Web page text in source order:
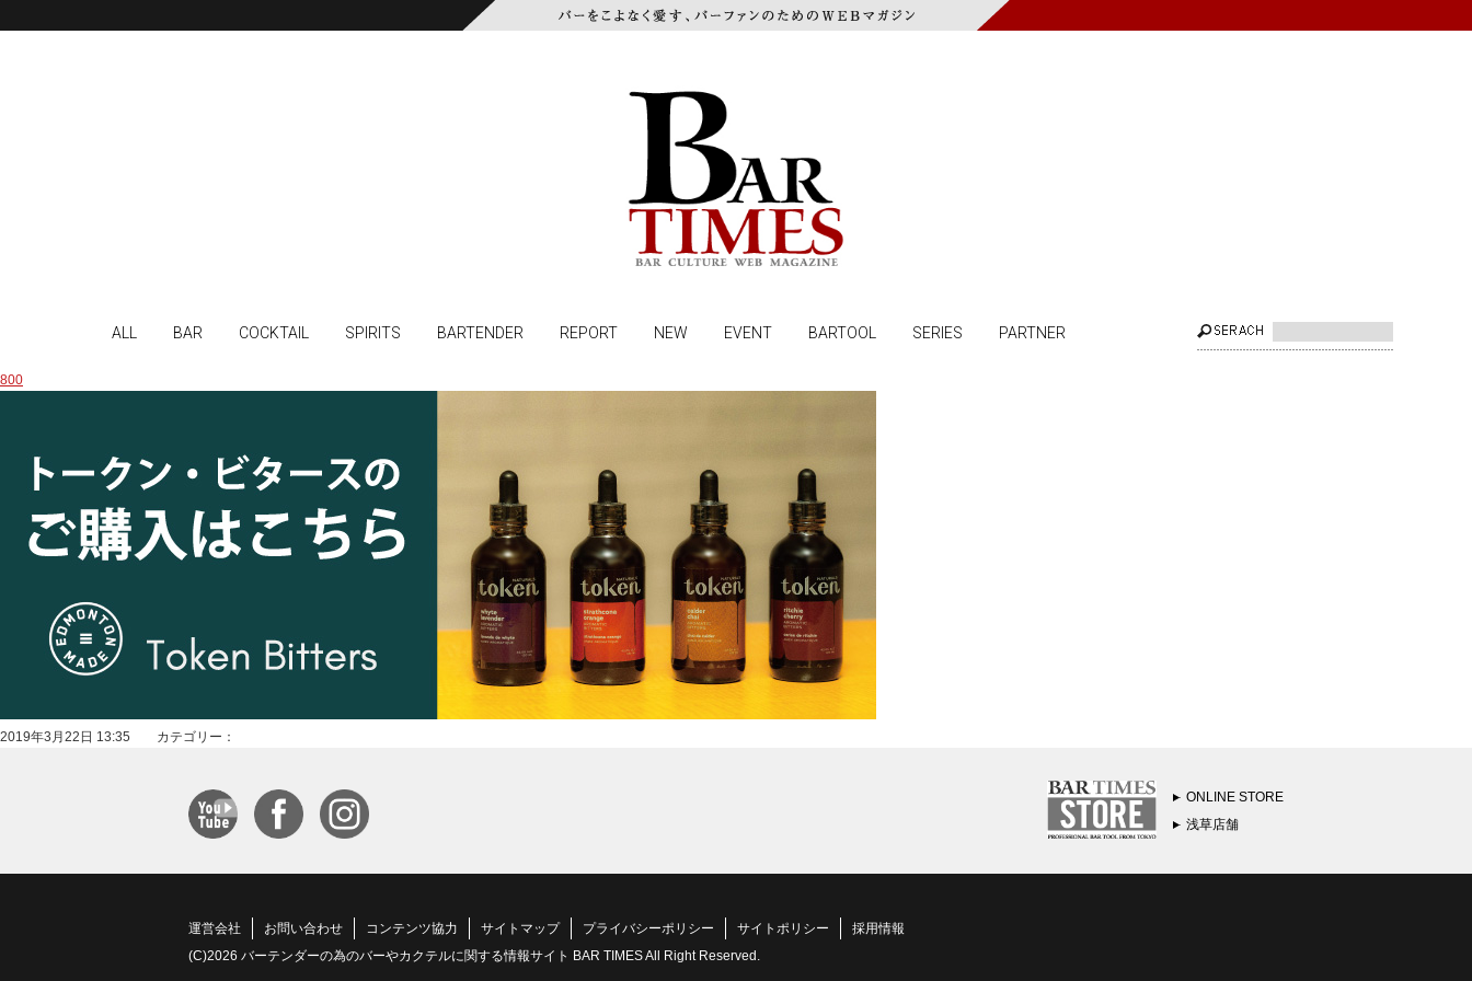
ALL BAR COCKTAIL SPIRITS BARTENDER REPORT NEW EVENT BARTOOL SERIES PARTNER
800
2019年3月22日 13:35 カテゴリー：
ONLINE STORE
浅草店舗
運営会社 お問い合わせ コンテンツ協力 サイトマップ プライバシーポリシー サイトポリシー
採用情報
(C)2026 バーテンダーの為のバーやカクテルに関する情報サイト BAR TIMES All Right Reserved.